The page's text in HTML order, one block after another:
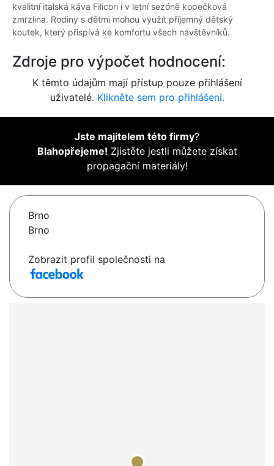
kvalitní italská káva Filicori i v letní sezóně kopečková
zmrzlina. Rodiny s dětmi mohou využít příjemný dětský
koutek, který přispívá ke komfortu všech návštěvníků.
Zdroje pro výpočet hodnocení:
K těmto údajům mají přístup pouze přihlášení
uživatelé. Klikněte sem pro přihlášení.
Jste majitelem této firmy?
Blahopřejeme! Zjistěte jestli můžete získat
propagační materiály!
Brno
Brno
Zobrazit profil společnosti na